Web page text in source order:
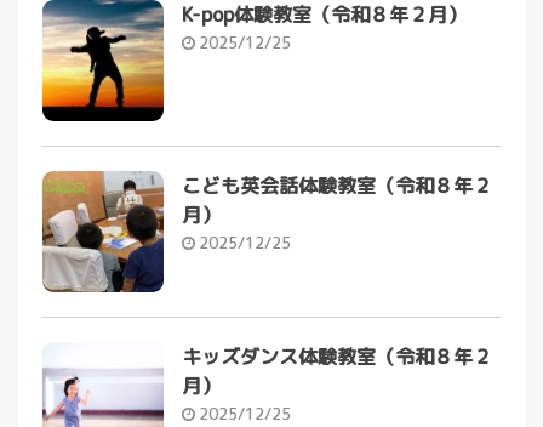
K-pop体験教室（令和８年２月）
2025/12/25
こども英会話体験教室（令和８年２
月）
2025/12/25
キッズダンス体験教室（令和８年２
月）
2025/12/25